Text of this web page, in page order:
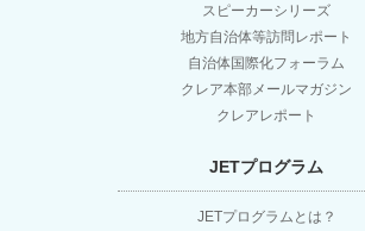
スピーカーシリーズ
地方自治体等訪問レポート
自治体国際化フォーラム
クレア本部メールマガジン
クレアレポート
JETプログラム
JETプログラムとは？